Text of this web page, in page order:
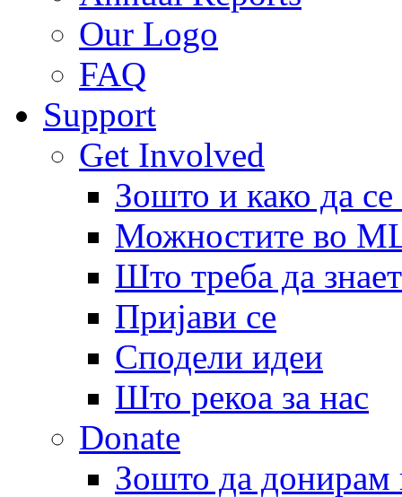
Our Logo
FAQ
Support
Get Involved
Зошто и како да
Можностите во
Што треба да
Пријави се
Сподели идеи
Што рекоа за нас
Donate
Зошто да